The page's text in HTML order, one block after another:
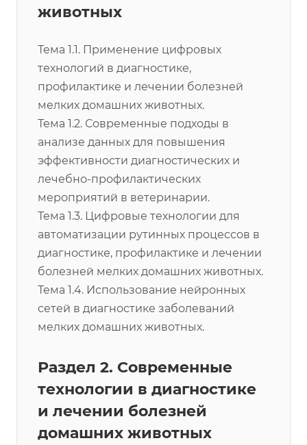
животных
Тема 1.1. Применение цифровых
технологий в диагностике,
профилактике и лечении болезней
мелких домашних животных.
Тема 1.2. Современные подходы в
анализе данных для повышения
эффективности диагностических и
лечебно-профилактических
мероприятий в ветеринарии.
Тема 1.3. Цифровые технологии для
автоматизации рутинных процессов в
диагностике, профилактике и лечении
болезней мелких домашних животных.
Тема 1.4. Использование нейронных
сетей в диагностике заболеваний
мелких домашних животных.
Раздел 2. Современные
технологии в диагностике
и лечении болезней
домашних животных